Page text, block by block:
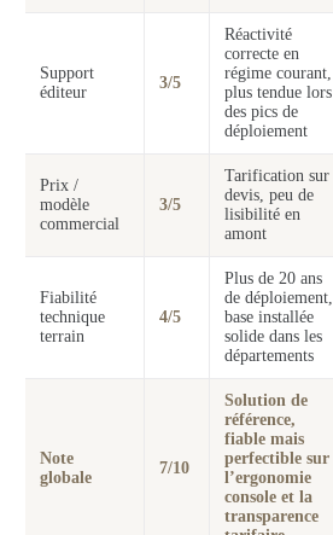
Support
éditeur
3/5
Réactivité
correcte en
régime courant,
plus tendue lors
des pics de
déploiement
Prix /
modèle
commercial
3/5
Tarification sur
devis, peu de
lisibilité en
amont
Fiabilité
technique
terrain
4/5
Plus de 20 ans
de déploiement,
base installée
solide dans les
départements
Note
globale
7/10
Solution de
référence,
fiable mais
perfectible sur
l’ergonomie
console et la
transparence